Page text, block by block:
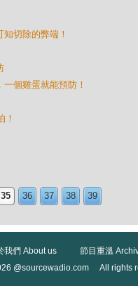
切除的弊端！
個雞蛋就能預防！
！
35 36 37 38 39
我們 About us 節目重溫
@sourcewadio.com All rights